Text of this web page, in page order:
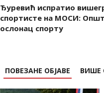
Ђуревић испратио
спортисте на МОСИ:
ослонац спорту
ПОВЕЗАНЕ ОБЈАВЕ ВИШЕ